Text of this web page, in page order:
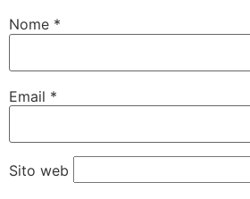
Nome *
Email *
Sito web